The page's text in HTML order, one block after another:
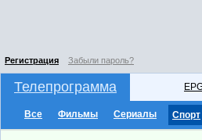
Регистрация Забыли пароль?
Телепрограмма
Все Фильмы Сериалы Спорт